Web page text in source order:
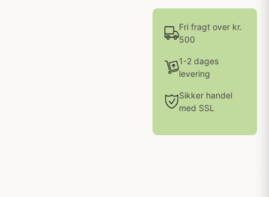
Fri fragt over kr.
500
1-2 dages
levering
Sikker handel
med SSL